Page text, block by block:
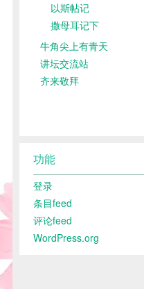
以斯帖记
撒母耳记下
牛角尖上有青天
讲坛交流站
齐来敬拜
功能
登录
条目feed
评论feed
WordPress.org